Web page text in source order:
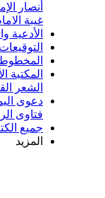
أنصار
غيبة
الأدعية
التوقيعات
المكتبة
الشعر
دعوى
فتاوى
جميع
المزيد